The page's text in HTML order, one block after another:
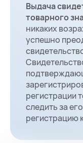
Выдача
товарного
никаких
успешно
регистрации
следить за
регистрацию